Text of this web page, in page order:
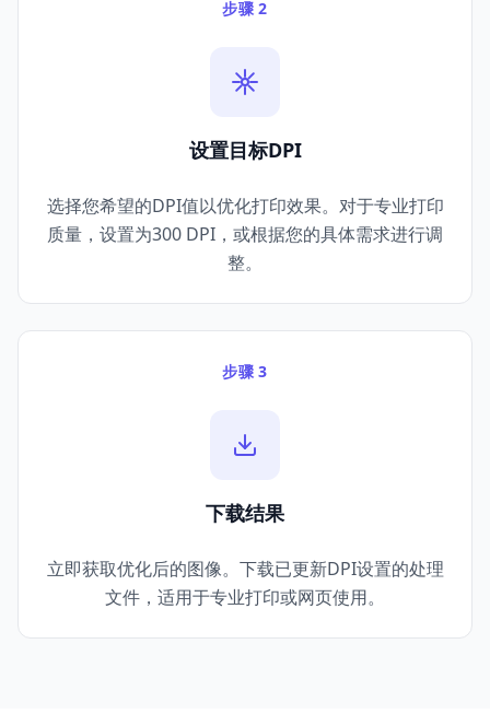
步骤 2
设置目标DPI
选择您希望的DPI值以优化打印效果。对于专业打印
质量，设置为300 DPI，或根据您的具体需求进行调
整。
步骤 3
下载结果
立即获取优化后的图像。下载已更新DPI设置的处理
文件，适用于专业打印或网页使用。